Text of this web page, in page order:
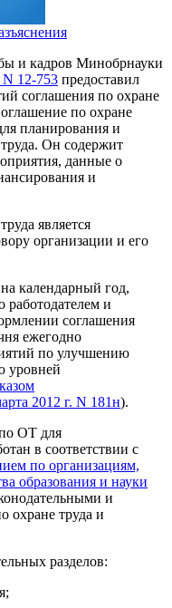
и кадров Минобрнауки
N 12-753 предоставил
соглашения по охране
по охране
планирования и
Он содержит
данные о
и
является
организации и его
календарный год,
работодателем и
соглашения
ежегодно
по улучшению
уровней
2012 г. N 181н).
ОТ для
в соответствии с
по организациям,
образования и науки
и
охране труда и
разделов: